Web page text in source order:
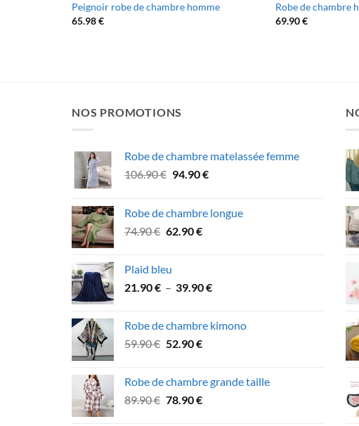
Peignoir robe de chambre homme
65.98€
Robe de chambre
69.90€
NOS PROMOTIONS
Robe de chambre matelassée femme
106.90€ Le
était :
106.90 €.
94.90€Le
est :
Robe de chambre longue
74.90€ Le
était :
74.90 €.
62.90€Le
62.90 €.
Plaid bleu
21.90€ – 39.90€Plage
21.90 €
Robe de chambre kimono
59.90€ Le
était :
59.90 €.
52.90€Le
est :
52.90 €.
Robe de chambre grande taille
89.90€ Le
78.90€Le